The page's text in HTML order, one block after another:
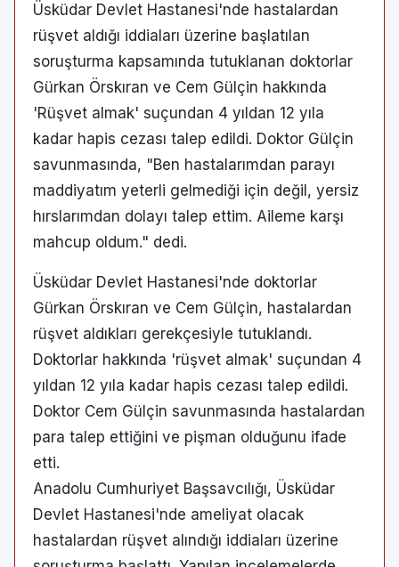
Üsküdar Devlet Hastanesi'nde hastalardan
rüşvet aldığı iddiaları üzerine başlatılan
soruşturma kapsamında tutuklanan doktorlar
Gürkan Örskıran ve Cem Gülçin hakkında
'Rüşvet almak' suçundan 4 yıldan 12 yıla
kadar hapis cezası talep edildi. Doktor Gülçin
savunmasında, "Ben hastalarımdan parayı
maddiyatım yeterli gelmediği için değil, yersiz
hırslarımdan dolayı talep ettim. Aileme karşı
mahcup oldum." dedi.
Üsküdar Devlet Hastanesi'nde doktorlar
Gürkan Örskıran ve Cem Gülçin, hastalardan
rüşvet aldıkları gerekçesiyle tutuklandı.
Doktorlar hakkında 'rüşvet almak' suçundan 4
yıldan 12 yıla kadar hapis cezası talep edildi.
Doktor Cem Gülçin savunmasında hastalardan
para talep ettiğini ve pişman olduğunu ifade
etti.
Anadolu Cumhuriyet Başsavcılığı, Üsküdar
Devlet Hastanesi'nde ameliyat olacak
hastalardan rüşvet alındığı iddiaları üzerine